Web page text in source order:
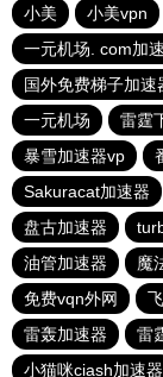
小美
小美vpn
一元机场. com加
国外免费梯子加速
一元机场
雷霆
暴雪加速器vp
Sakuracat加速器
盘古加速器
油管加速器
魔
免费vqn外网
雷轰加速器
雷
小猫咪ciash加速器